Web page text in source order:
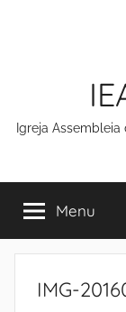
Igreja
Menu
IMG-